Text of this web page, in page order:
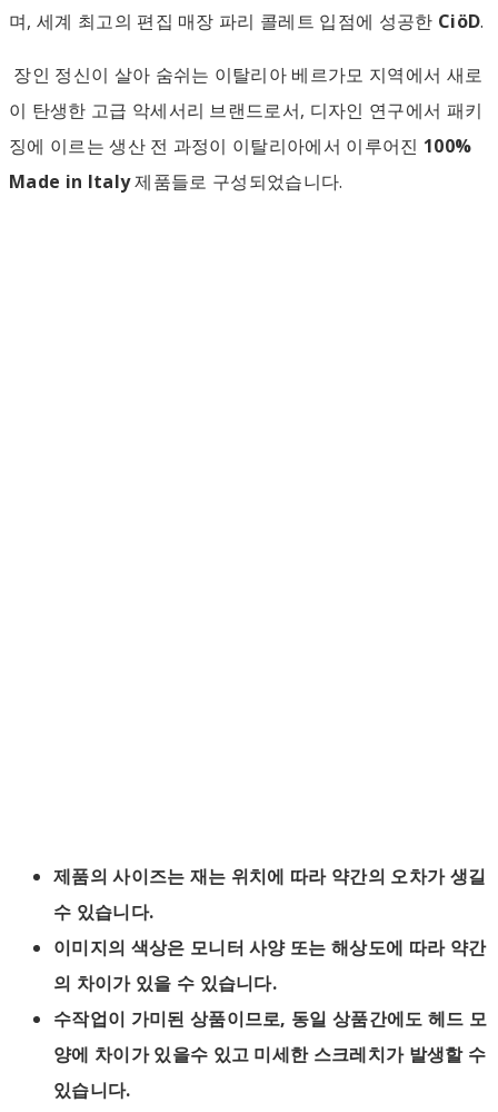
며, 세계 최고의 편집 매장 파리 콜레트 입점에 성공한 CiöD.
장인 정신이 살아 숨쉬는 이탈리아 베르가모 지역에서 새로
이 탄생한 고급 악세서리 브랜드로서, 디자인 연구에서 패키
징에 이르는 생산 전 과정이 이탈리아에서 이루어진 100%
Made in Italy제품들로 구성되었습니다.
제품의 사이즈는 재는 위치에 따라 약간의 오차가 생길
수 있습니다.
이미지의 색상은 모니터 사양 또는 해상도에 따라 약간
의 차이가 있을 수 있습니다.
수작업이 가미된 상품이므로, 동일 상품간에도 헤드 모
양에 차이가 있을수 있고 미세한 스크레치가 발생할 수
있습니다.